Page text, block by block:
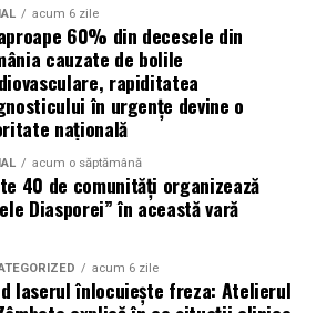
avantaje se numără:
ridicată;
uzurii;
cu numeroase aprobări OEM;
acum 6 zile
60% din decesele din
cauzate de bolile
rapiditatea
în urgențe devine o
națională
acum o săptămână
40 de comunități organizează
Diasporei” în această vară
acum 6 zile
laserul înlocuiește freza: Atelierul